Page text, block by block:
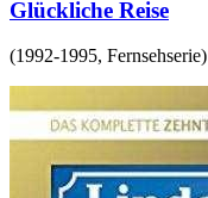
Glückliche Reise
(1992-1995, Fernsehserie)